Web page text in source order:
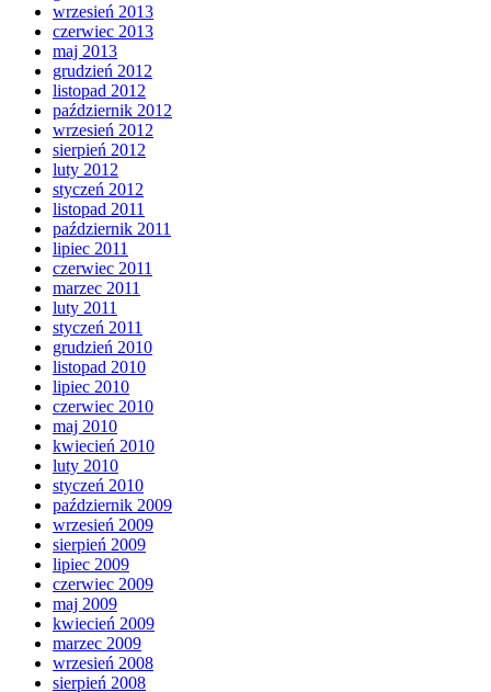
wrzesień 2013
czerwiec 2013
maj 2013
grudzień 2012
listopad 2012
październik 2012
wrzesień 2012
sierpień 2012
luty 2012
styczeń 2012
listopad 2011
październik 2011
lipiec 2011
czerwiec 2011
marzec 2011
luty 2011
styczeń 2011
grudzień 2010
listopad 2010
lipiec 2010
czerwiec 2010
maj 2010
kwiecień 2010
luty 2010
styczeń 2010
październik 2009
wrzesień 2009
sierpień 2009
lipiec 2009
czerwiec 2009
maj 2009
kwiecień 2009
marzec 2009
wrzesień 2008
sierpień 2008